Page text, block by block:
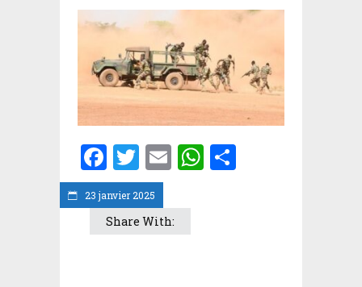
23 janvier 2025
Facebook
Twitter
EmailWhatsApp
Share With: